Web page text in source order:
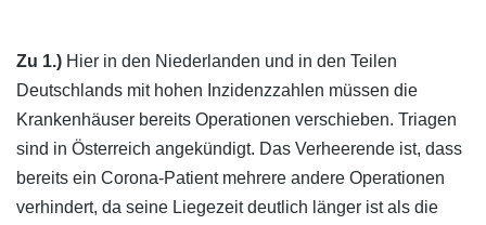
Zu 1.) Hier in den Niederlanden und in den Teilen
Deutschlands mit hohen Inzidenzzahlen müssen die
Krankenhäuser bereits Operationen verschieben. Triagen
sind in Österreich angekündigt. Das Verheerende ist, dass
bereits ein Corona-Patient mehrere andere Operationen
verhindert, da seine Liegezeit deutlich länger ist als die